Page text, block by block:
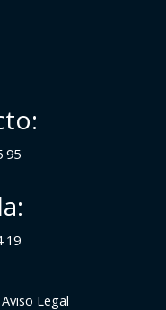
95
19
Legal